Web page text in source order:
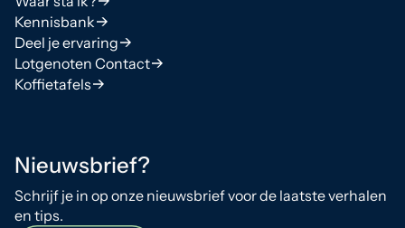
Kennisbank
Deel je ervaring
Lotgenoten Contact
Koffietafels
Nieuwsbrief?
Schrijf je in op onze nieuwsbrief voor de laatste verhalen
en tips.